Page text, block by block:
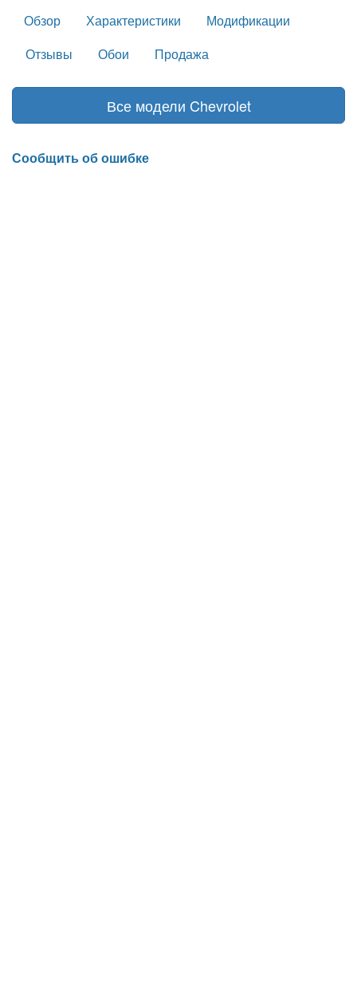
Обзор Характеристики
Модификации
Отзывы
Обои Продажа
Все модели Chevrolet
Сообщить об ошибке